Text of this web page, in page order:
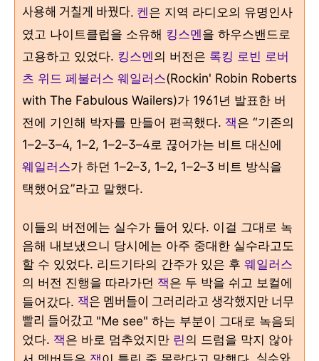
사용해 거칠게 바꿨다. 켄은 지역 라디오의 유명인사
였고 나이트클럽을 소유해 킹스멘을 하우스밴드로
고용하고 있었다. 킹스멘의 버전은 록킹 로빈 로버
츠 위드 페불러스 웨일러스(Rockin' Robin Roberts
with The Fabulous Wailers)가 1961년 발표한 버
전에 기인해 박자를 만들어 편곡했다. 잭은 “기존의
1–2–3–4, 1–2, 1–2–3–4로 끊어가는 비트 대신에
웨일러스가 하던 1–2–3, 1–2, 1–2–3 비트 방식을
택했어요”라고 말했다.
이들의 버전에는 실수가 들어 있다. 이걸 그대로 녹
음해 내보냈으니 당시에는 아주 중대한 실수라고도
할 수 있었다. 리드기타의 간주가 있은 후 웨일러스
의 버전 진행을 따라가던 잭은 두 박을 쉬고 보컬에
들어갔다. 잭은 멤버들이 그러리라고 생각했지만 너무
빨리 들어갔고 "Me see" 하는 부분이 그대로 녹음되
었다. 잭은 바로 멈추었지만 린의 드럼을 막지 않아